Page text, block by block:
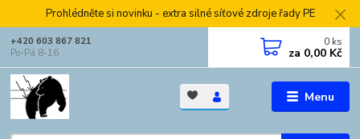
Prohlédněte si novinku - extra silné síťové zdroje řady PE
Menu
+420 603 867 821
Po-Pá 8-16
0 ks
za 0,00 Kč